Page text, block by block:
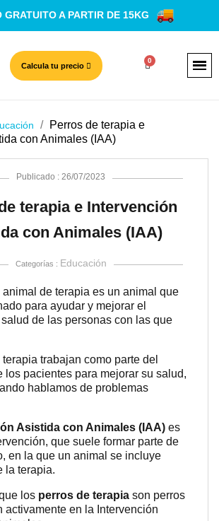
GRATUITO A PARTIR DE 15KG
Calcula tu precio
Perros de terapia e
con Animales (IAA)
Publicado : 26/07/2023
terapia e Intervención
con Animales (IAA)
Categorías : Educación
animal de terapia es un animal que
para ayudar y mejorar el
de las personas con las que
terapia trabajan como parte del
los pacientes para mejorar su salud,
hablamos de problemas
Asistida con Animales (IAA) es
que suele formar parte de
en la que un animal se incluye
la terapia.
los perros de terapia son perros
activamente en la Intervención